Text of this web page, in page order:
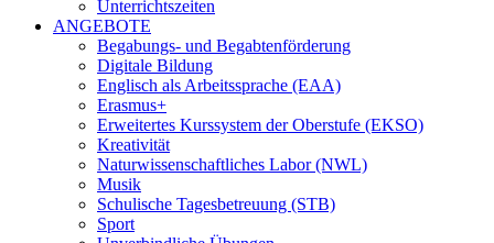
Unterrichtszeiten
ANGEBOTE
Begabungs- und Begabtenförderung
Digitale Bildung
Englisch als Arbeitssprache (EAA)
Erasmus+
Erweitertes Kurssystem der Oberstufe (EKSO)
Kreativität
Naturwissenschaftliches Labor (NWL)
Musik
Schulische Tagesbetreuung (STB)
Sport